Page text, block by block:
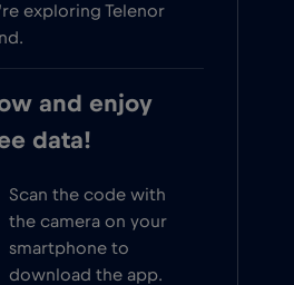
exploring Telenor
and enjoy
data!
Scan the code with
the camera on your
smartphone to
download the app.